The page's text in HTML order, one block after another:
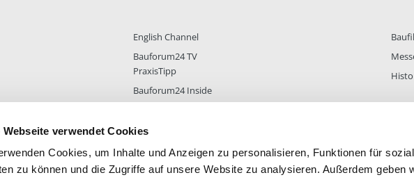
Webseite verwendet Cookies
Cookies, um Inhalte und Anzeigen zu personalisieren, Funktionen für
zu können und die Zugriffe auf unsere Website zu analysieren. Außerdem geben
English Channel
Bauforum24 TV
PraxisTipp
Bauforum24 Inside
MITGLIEDER38.434 FOREN STATISTIK ALLE